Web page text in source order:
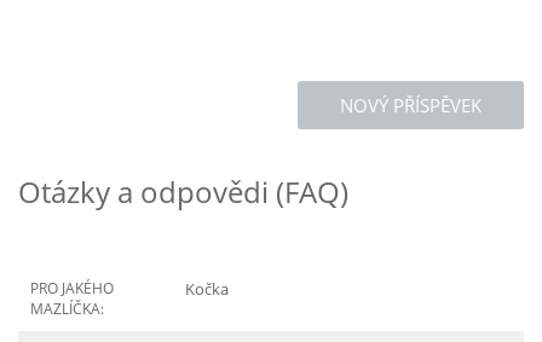
NOVÝ PŘÍSPĚVEK
Otázky a odpovědi (FAQ)
PRO JAKÉHO
MAZLÍČKA:
Kočka